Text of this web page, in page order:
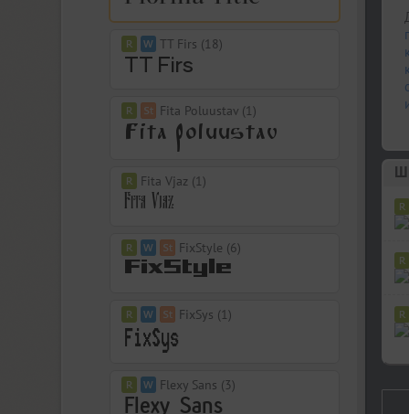
TT Firs (18)
Fita Poluustav (1)
Fita Vjaz (1)
FixStyle (6)
FixSys (1)
Flexy Sans (3)